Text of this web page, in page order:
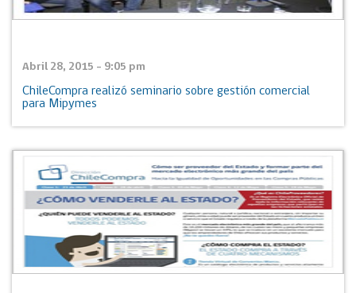
Abril 28, 2015 - 9:05 pm
ChileCompra realizó seminario sobre gestión comercial
para Mipymes